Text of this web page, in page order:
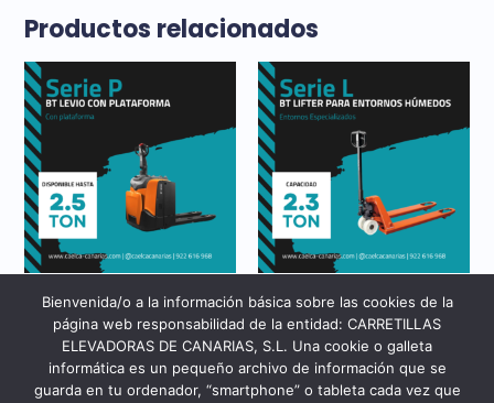
Productos relacionados
Alquiler
BT LEVIO CON
PLATAFORMA
Transpaletas Manuales
BT LIFTER PARA
ENTORNOS HUMEDOS
Bienvenida/o a la información básica sobre las cookies de la
página web responsabilidad de la entidad: CARRETILLAS
ELEVADORAS DE CANARIAS, S.L. Una cookie o galleta
informática es un pequeño archivo de información que se
guarda en tu ordenador, “smartphone” o tableta cada vez que